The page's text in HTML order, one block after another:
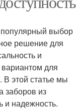
выбор
решение для
и
для
В этой статье мы
заборов из
и надежность.